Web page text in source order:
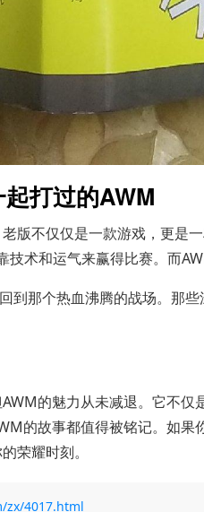
打过的AWM
版不仅仅是一款游戏，更是
技术和运气来赢得比赛。而
到那个热血沸腾的战场。那
的魅力从未减退。它不
的故事都值得被铭记。如
荣耀时刻。
zx/4017.html